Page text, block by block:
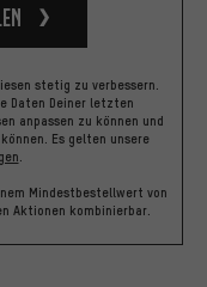
stetig zu verbessern.
Daten Deiner letzten
anpassen zu können und
Es gelten unsere
.
Mindestbestellwert von
Aktionen kombinierbar.